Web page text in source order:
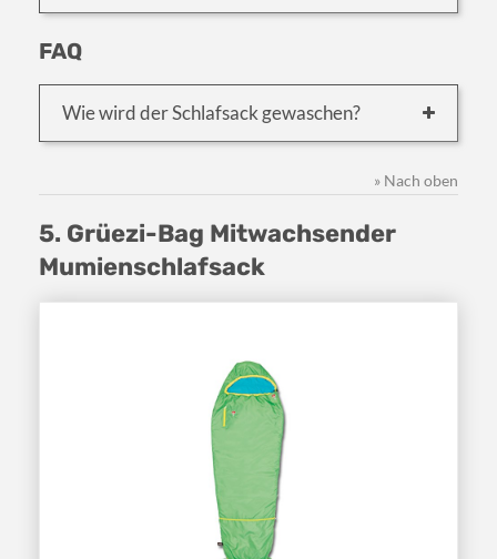
FAQ
Wie wird der Schlafsack gewaschen?
» Nach oben
5. Grüezi-Bag Mitwachsender
Mumienschlafsack